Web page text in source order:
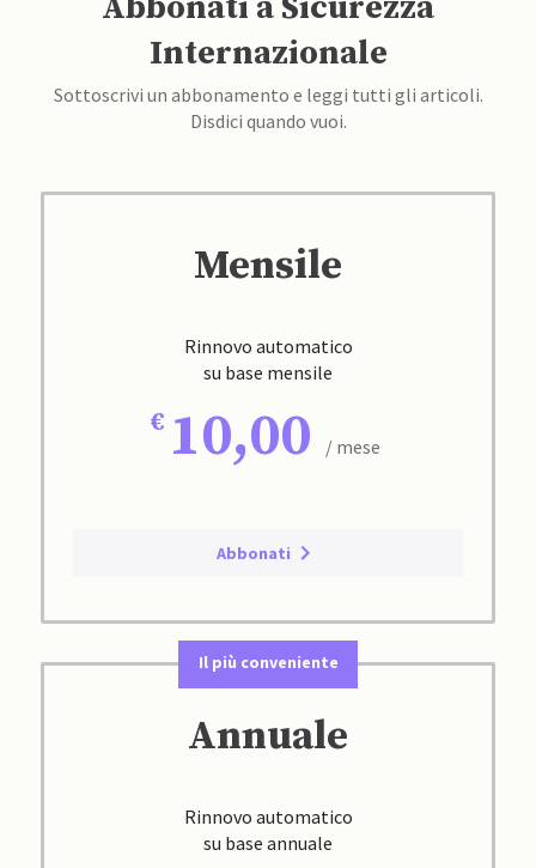
Internazionale
Sottoscrivi un abbonamento e leggi tutti gli articoli.
Disdici quando vuoi.
Mensile
Rinnovo automatico
su base mensile
10,00 / mese
Abbonati
Il più conveniente
Annuale
Rinnovo automatico
su base annuale